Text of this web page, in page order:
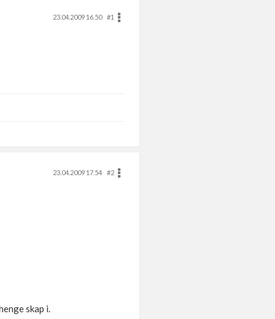
23.04.2009 16.50
#1
23.04.2009 17.54
#2
skap i.